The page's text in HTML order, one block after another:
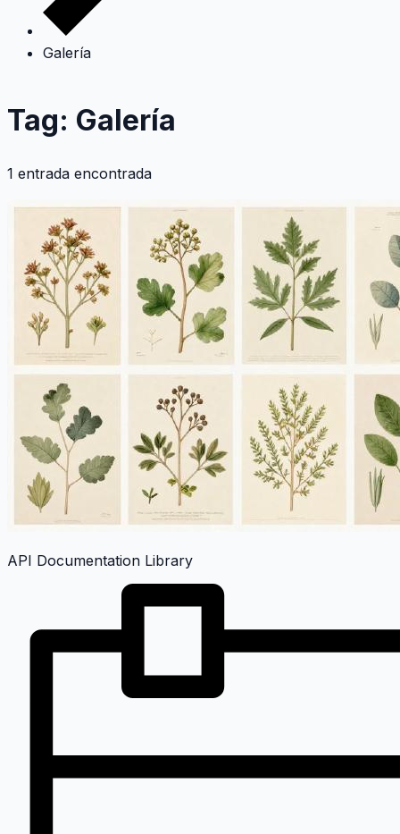
Galería
Tag: Galería
1 entrada encontrada
API Documentation Library